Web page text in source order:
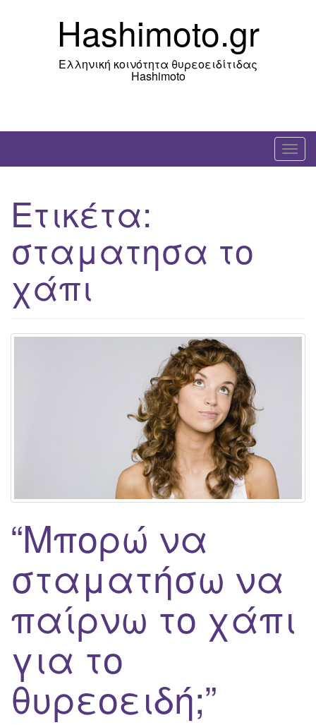
Hashimoto.gr
Ελληνική κοινότητα θυρεοειδίτιδας
Hashimoto
T
o
Ετικέτα:
σταματησα το
χάπι
“Μπορώ να
σταματήσω να
παίρνω το χάπι
για το
θυρεοειδή;”